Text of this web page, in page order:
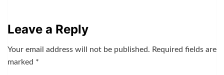
Leave a Reply
Your email address will not be published. Required fields are
marked *